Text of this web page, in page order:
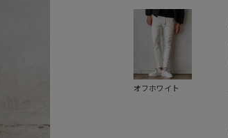
オフホワイト